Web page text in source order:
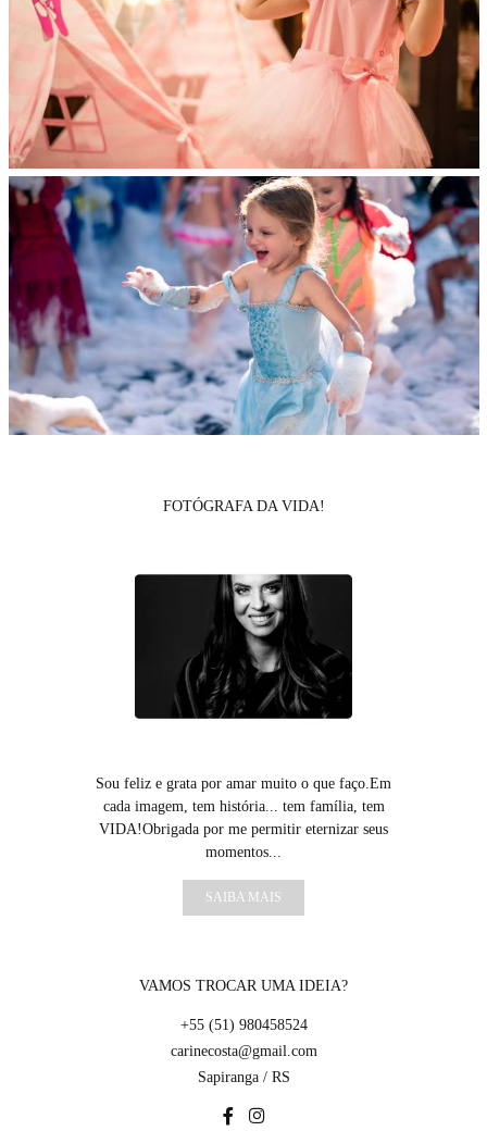
FOTÓGRAFA DA VIDA!
Sou feliz e grata por amar muito o que faço.Em
cada imagem, tem história... tem família, tem
VIDA!Obrigada por me permitir eternizar seus
momentos...
SAIBA MAIS
VAMOS TROCAR UMA IDEIA?
+55 (51) 980458524
carinecosta@gmail.com
Sapiranga / RS